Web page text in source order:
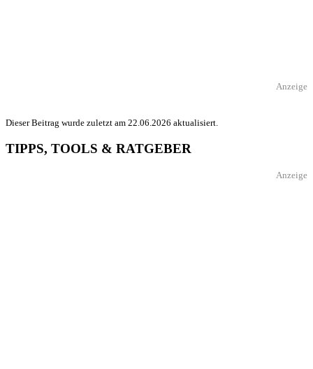
Anzeige
Dieser Beitrag wurde zuletzt am 22.06.2026 aktualisiert.
TIPPS, TOOLS & RATGEBER
Anzeige